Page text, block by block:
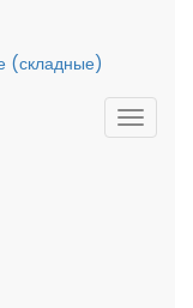
(складные)